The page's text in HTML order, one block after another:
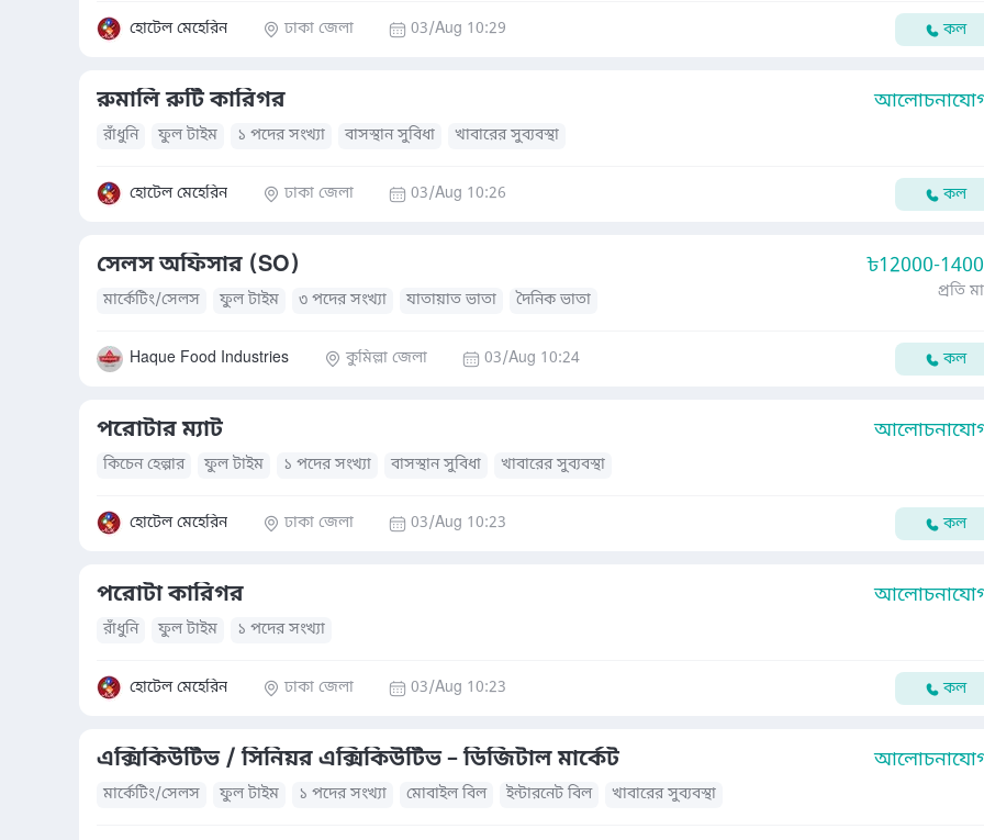
হোটেল মেহেরিন ঢাকা জেলা 03/Aug 10:29 কল
রুমালি রুটি কারিগর
রাঁধুনি ফুল টাইম ১ পদের সংখ্যা বাসস্থান সুবিধা খাবারের সুব্যবস্থা
হোটেল মেহেরিন ঢাকা জেলা 03/Aug 10:26 কল
সেলস অফিসার (SO) ৳12000-
মার্কেটিং/সেলস ফুল টাইম ৩ পদের সংখ্যা যাতায়াত ভাতা দৈনিক ভাতা প্রতি
Haque Food Industries কুমিল্লা জেলা 03/Aug 10:24 কল
পরোটার ম্যাট
কিচেন হেল্পার ফুল টাইম ১ পদের সংখ্যা বাসস্থান সুবিধা খাবারের সুব্যবস্থা
হোটেল মেহেরিন ঢাকা জেলা 03/Aug 10:23 কল
পরোটা কারিগর
রাঁধুনি ফুল টাইম ১ পদের সংখ্যা
হোটেল মেহেরিন ঢাকা জেলা 03/Aug 10:23 কল
এক্সিকিউটিভ / সিনিয়র এক্সিকিউটিভ – ডিজিটাল মার্কেট
মার্কেটিং/সেলস ফুল টাইম ১ পদের সংখ্যা মোবাইল বিল ইন্টারনেট বিল খাবারের সুব্যবস্থা